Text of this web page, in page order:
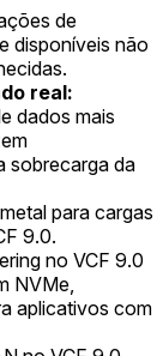
de
disponíveis não
real:
dados mais
sobrecarga da
para cargas
9.0.
no VCF 9.0
NVMe,
aplicativos com